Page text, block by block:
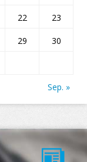
22 23
29 30
Sep. »